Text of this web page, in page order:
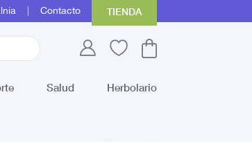
Contacto TIENDA
Salud Herbolario